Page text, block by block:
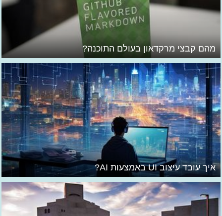
מהם קבצי מרקדאון בעולם התוכנה?
איך עובד עיצוב UI באמצעות AI?